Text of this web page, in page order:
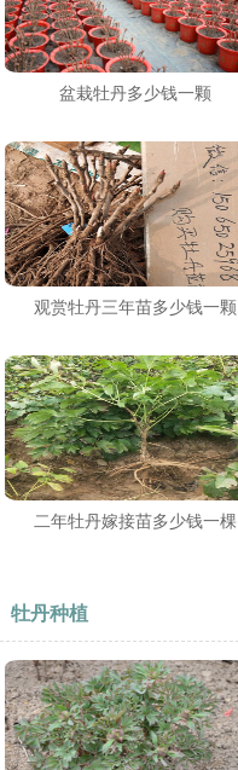
盆栽牡丹多少钱一颗
观赏牡丹三年苗多少钱一颗
二年牡丹嫁接苗多少钱一棵
牡丹种植